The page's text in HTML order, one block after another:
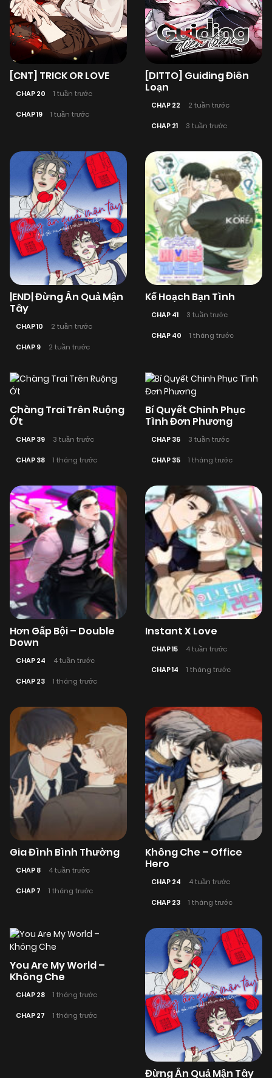
[CNT] TRICK OR LOVE
CHAP 20 1 tuần trước
CHAP 19 1 tuần trước
[DITTO] Guiding Điên
Loạn
CHAP 22 2 tuần trước
CHAP 21 3 tuần trước
|END| Đừng Ấn Quả Mận
Tây
CHAP 10 2 tuần trước
CHAP 9 2 tuần trước
Kế Hoạch Bạn Tình
CHAP 41 3 tuần trước
CHAP 40 1 tháng trước
Chàng Trai Trên Ruộng
Ớt
CHAP 39 3 tuần trước
CHAP 38 1 tháng trước
Bí Quyết Chinh Phục
Tình Đơn Phương
CHAP 36 3 tuần trước
CHAP 35 1 tháng trước
Hơn Gấp Bội – Double
Down
CHAP 24 4 tuần trước
CHAP 23 1 tháng trước
Instant X Love
CHAP 15 4 tuần trước
CHAP 14 1 tháng trước
Gia Đình Bình Thường
CHAP 8 4 tuần trước
CHAP 7 1 tháng trước
Không Che – Office
Hero
CHAP 24 4 tuần trước
CHAP 23 1 tháng trước
You Are My World –
Không Che
CHAP 28 1 tháng trước
CHAP 27 1 tháng trước
Đừng Ấn Quả Mận Tây